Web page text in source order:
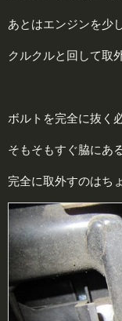
あとはエンジンを少
クルクルと回して取
ボルトを完全に抜く
そもそもすぐ脇にあ
完全に取外すのはち